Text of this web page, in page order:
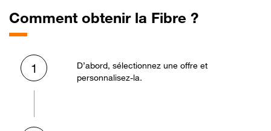
Comment obtenir la Fibre ?
1
D’abord, sélectionnez une offre et
personnalisez-la.